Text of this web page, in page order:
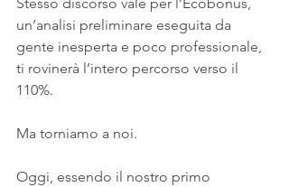
un’analisi preliminare eseguita da
gente inesperta e poco professionale,
ti rovinerà l’intero percorso verso il
110%.
Ma torniamo a noi.
Oggi, essendo il nostro primo